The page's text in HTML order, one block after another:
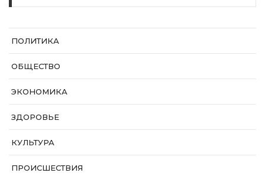
ПОЛИТИКА
ОБЩЕСТВО
ЭКОНОМИКА
ЗДОРОВЬЕ
КУЛЬТУРА
ПРОИСШЕСТВИЯ